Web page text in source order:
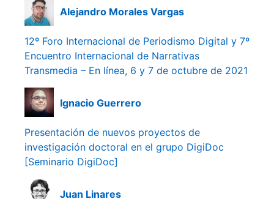
Alejandro Morales Vargas
12º Foro Internacional de Periodismo Digital y 7º
Encuentro Internacional de Narrativas
Transmedia – En línea, 6 y 7 de octubre de 2021
Ignacio Guerrero
Presentación de nuevos proyectos de
investigación doctoral en el grupo DigiDoc
[Seminario DigiDoc]
Juan Linares